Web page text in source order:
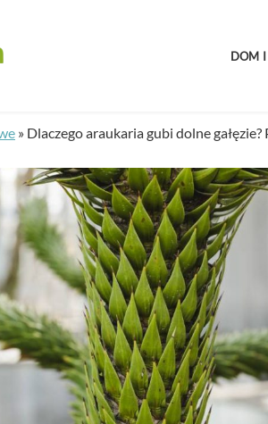
DOM
» Dlaczego araukaria gubi dolne